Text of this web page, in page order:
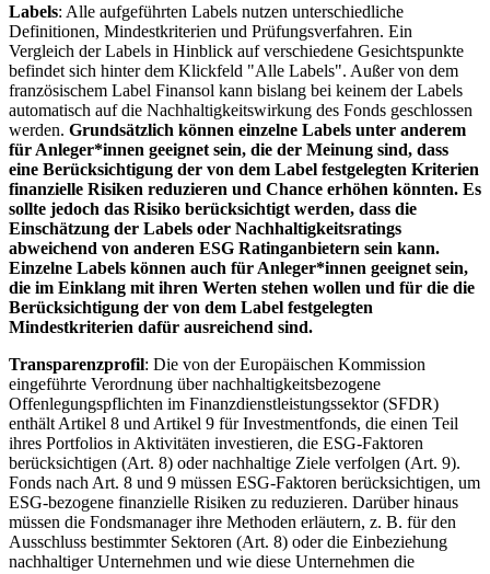
Labels: Alle aufgeführten Labels nutzen unterschiedliche
Definitionen, Mindestkriterien und Prüfungsverfahren. Ein
Vergleich der Labels in Hinblick auf verschiedene Gesichtspunkte
befindet sich hinter dem Klickfeld "Alle Labels". Außer von dem
französischem Label Finansol kann bislang bei keinem der Labels
automatisch auf die Nachhaltigkeitswirkung des Fonds geschlossen
werden. Grundsätzlich können einzelne Labels unter anderem
für Anleger*innen geeignet sein, die der Meinung sind, dass
eine Berücksichtigung der von dem Label festgelegten Kriterien
finanzielle Risiken reduzieren und Chance erhöhen könnten. Es
sollte jedoch das Risiko berücksichtigt werden, dass die
Einschätzung der Labels oder Nachhaltigkeitsratings
abweichend von anderen ESG Ratinganbietern sein kann.
Einzelne Labels können auch für Anleger*innen geeignet sein,
die im Einklang mit ihren Werten stehen wollen und für die die
Berücksichtigung der von dem Label festgelegten
Mindestkriterien dafür ausreichend sind.
Transparenzprofil: Die von der Europäischen Kommission
eingeführte Verordnung über nachhaltigkeitsbezogene
Offenlegungspflichten im Finanzdienstleistungssektor (SFDR)
enthält Artikel 8 und Artikel 9 für Investmentfonds, die einen Teil
ihres Portfolios in Aktivitäten investieren, die ESG-Faktoren
berücksichtigen (Art. 8) oder nachhaltige Ziele verfolgen (Art. 9).
Fonds nach Art. 8 und 9 müssen ESG-Faktoren berücksichtigen, um
ESG-bezogene finanzielle Risiken zu reduzieren. Darüber hinaus
müssen die Fondsmanager ihre Methoden erläutern, z. B. für den
Ausschluss bestimmter Sektoren (Art. 8) oder die Einbeziehung
nachhaltiger Unternehmen und wie diese Unternehmen die